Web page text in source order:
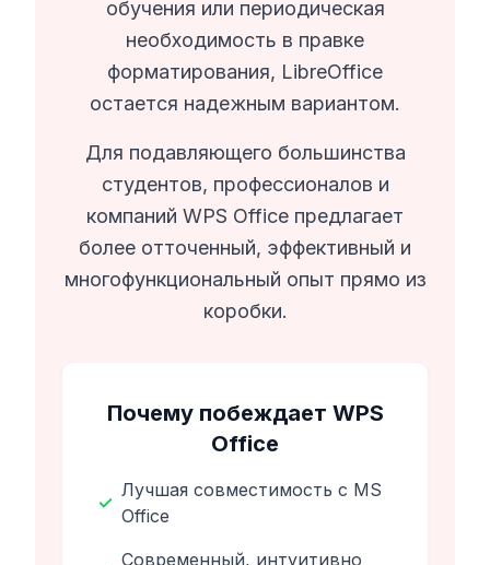
обучения или периодическая
необходимость в правке
форматирования, LibreOffice
остается надежным вариантом.
Для подавляющего большинства
студентов, профессионалов и
компаний WPS Office предлагает
более отточенный, эффективный и
многофункциональный опыт прямо из
коробки.
Почему побеждает WPS
Office
✓
Лучшая совместимость с MS
Office
Современный, интуитивно